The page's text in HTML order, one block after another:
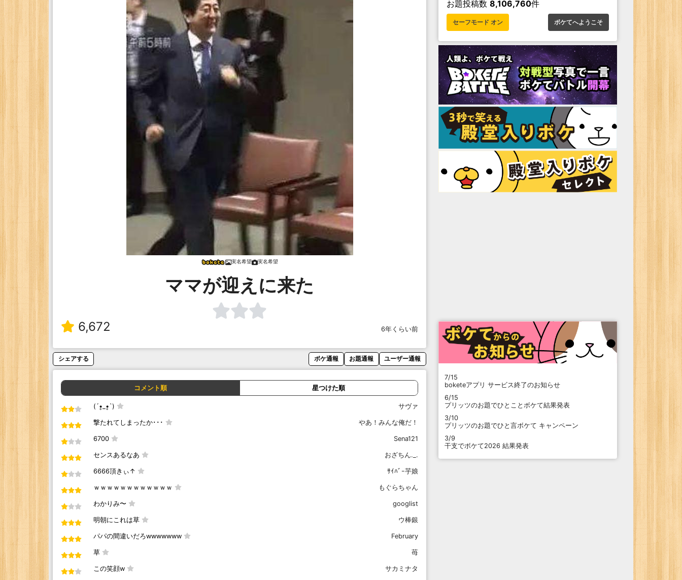
実名希望 実名希望
ママが迎えに来た
6,672 6年くらい前
シェアする ボケ通報 お題通報 ユーザー通報
コメント順 星つけた順
(´•̥_•̥`) サヴァ
撃たれてしまったか･･･ やあ！みんな俺だ！
6700 Sena121
センスあるなあ おざちん._.
6666頂きぃ↑ ｻｲﾊﾞｰ芋娘
ｗｗｗｗｗｗｗｗｗｗｗｗ もぐらちゃん
わかりみ〜 googlist
明朝にこれは草 ウ棒銀
パパの間違いだろwwwwwww February
草 苺
この笑顔w サカミナタ
お題投稿数 8,106,760件
セーフモード オン ボケてへようこそ
7/15
boketeアプリ サービス終了のお知らせ
6/15
プリッツのお題でひとことボケて結果発表
3/10
プリッツのお題でひと言ボケて キャンペーン
3/9
干支でボケて2026 結果発表